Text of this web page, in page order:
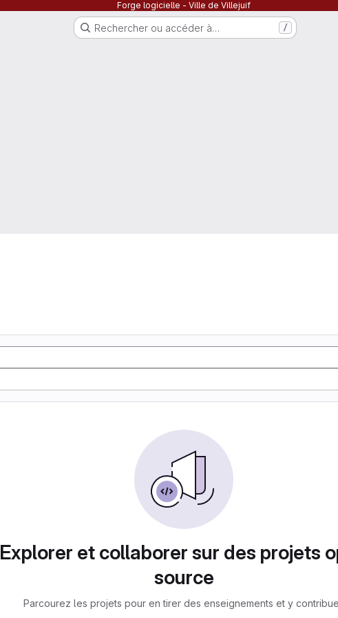
Forge logicielle - Ville de Villejuif
Rechercher ou accéder à… /
Explorer et collaborer sur des projets
source
Parcourez les projets pour en tirer des enseignements et y